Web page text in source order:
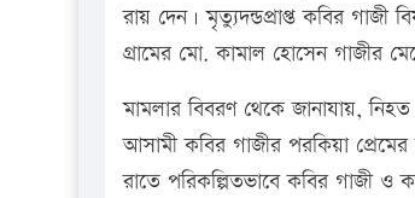
রায় দেন। মৃত্যুদন্ডপ্রাপ্ত কবির গাজী
গ্রামের মো. কামাল হোসেন গাজীর
মামলার বিবরণ থেকে জানাযায়,
আসামী কবির গাজীর পরকিয়া
রাতে পরিকল্পিতভাবে কবির গাজী ও